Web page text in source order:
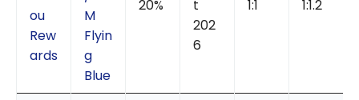
ou
Rew
ards
M
Flyin
g
Blue
20%
t
202
6
1:1 1:1.2